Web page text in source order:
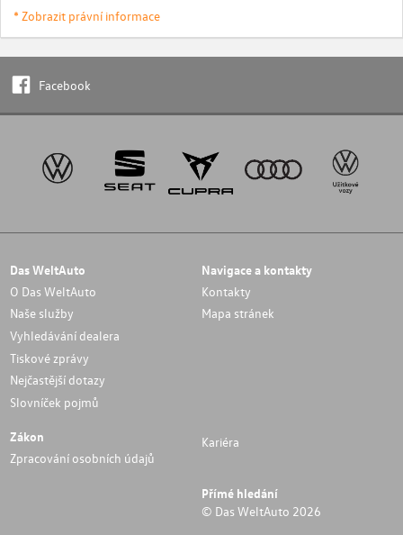
* Zobrazit právní informace
Facebook
Das WeltAuto
O Das WeltAuto
Naše služby
Vyhledávání dealera
Tiskové zprávy
Nejčastější dotazy
Slovníček pojmů
Navigace a kontakty
Kontakty
Mapa stránek
Zákon
Zpracování osobních údajů
Kariéra
Přímé hledání
© Das WeltAuto 2026